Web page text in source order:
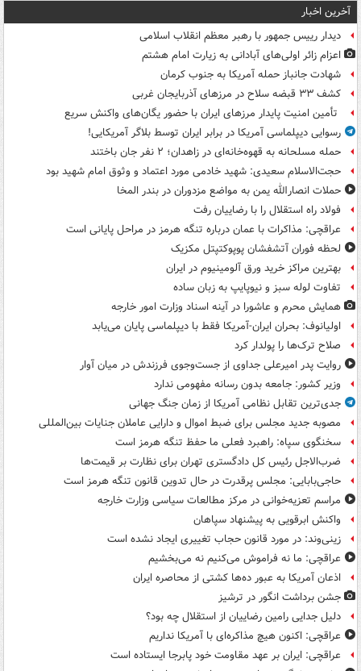
آخرین اخبار
دیدار رییس جمهور با رهبر معظم انقلاب اسلامی
اعزام زائر اولی‌های آبادانی به زیارت امام هشتم
شهادت جانباز حمله آمریکا به جنوب کرمان
کشف ۳۳ قبضه سلاح در مرزهای آذربایجان غربی
تأمین امنیت پایدار مرزهای ایران با حضور یگان‌های واکنش سریع
رسوایی دیپلماسی آمریکا در برابر ایران توسط بلاگر آمریکایی!
حمله مسلحانه به قهوه‌خانه‌ای در زاهدان؛ ۲ نفر جان باختند
حجت‌الاسلام سعیدی: شهید خادمی مورد اعتماد و وثوق امام شهید بود
حملات انصارالله یمن به مواضع مزدوران در بندر المخا
فولاد راه استقلال را با رضاییان رفت
عراقچی: مذاکرات با عمان درباره تنگه هرمز در مراحل پایانی است
لحظه فوران آتشفشان پوپوکتپتل مکزیک
بهترین مراکز خرید ورق آلومینیوم در ایران
تفاوت لوله سبز و نیوپایپ به زبان ساده
همایش محرم و عاشورا در آینه اسناد وزارت امور خارجه
اولیانوف: بحران ایران-آمریکا فقط با دیپلماسی پایان می‌یابد
صلاح ترک‌ها را پولدار کرد
روایت پدر امیرعلی جداوی از جست‌وجوی فرزندش در میان آوار
وزیر کشور: جامعه بدون رسانه مفهومی ندارد
جدی‌ترین تقابل نظامی آمریکا از زمان جنگ جهانی
مصوبه جدید مجلس برای ضبط اموال و دارایی عاملان جنایات بین‌المللی
سخنگوی سپاه: راهبرد فعلی ما حفظ تنگه هرمز است
ضرب‌الاجل رئیس کل دادگستری تهران برای نظارت بر قیمت‌ها
حاجی‌بابایی: مجلس پرقدرت در حال تدوین قانون تنگه هرمز است
مراسم تعزیه‌خوانی در مرکز مطالعات سیاسی وزارت خارجه
واکنش ابرقویی به پیشنهاد سپاهان
زینی‌وند: در مورد قانون حجاب تغییری ایجاد نشده است
عراقچی: ما نه فراموش می‌کنیم نه می‌بخشیم
اذعان آمریکا به عبور ده‌ها کشتی از محاصره ایران
جشن برداشت انگور در ترشیز
دلیل جدایی رامین رضاییان از استقلال چه بود؟
عراقچی: اکنون هیچ مذاکره‌ای با آمریکا نداریم
عراقچی: ایران بر عهد مقاومت خود پابرجا ایستاده است